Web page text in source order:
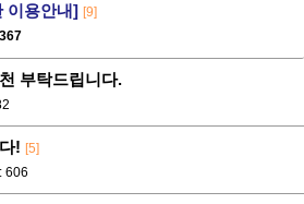
이용안내] [9]
부탁드립니다.
! [5]
606